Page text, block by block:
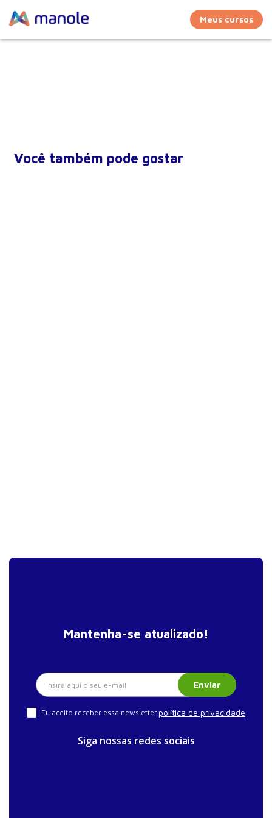
Meus cursos
Você também pode gostar
Mantenha-se atualizado!
Enviar
Eu aceito receber essa newsletter.política de privacidade
Siga nossas redes sociais